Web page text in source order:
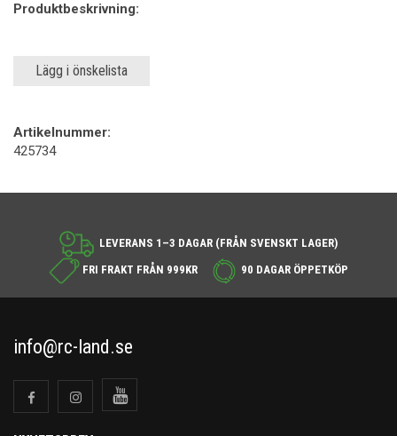
Produktbeskrivning:
Lägg i önskelista
Artikelnummer:
425734
LEVERANS 1–3 DAGAR (FRÅN SVENSKT LAGER)
FRI FRAKT FRÅN 999KR
90 DAGAR ÖPPETKÖP
info@rc-land.se